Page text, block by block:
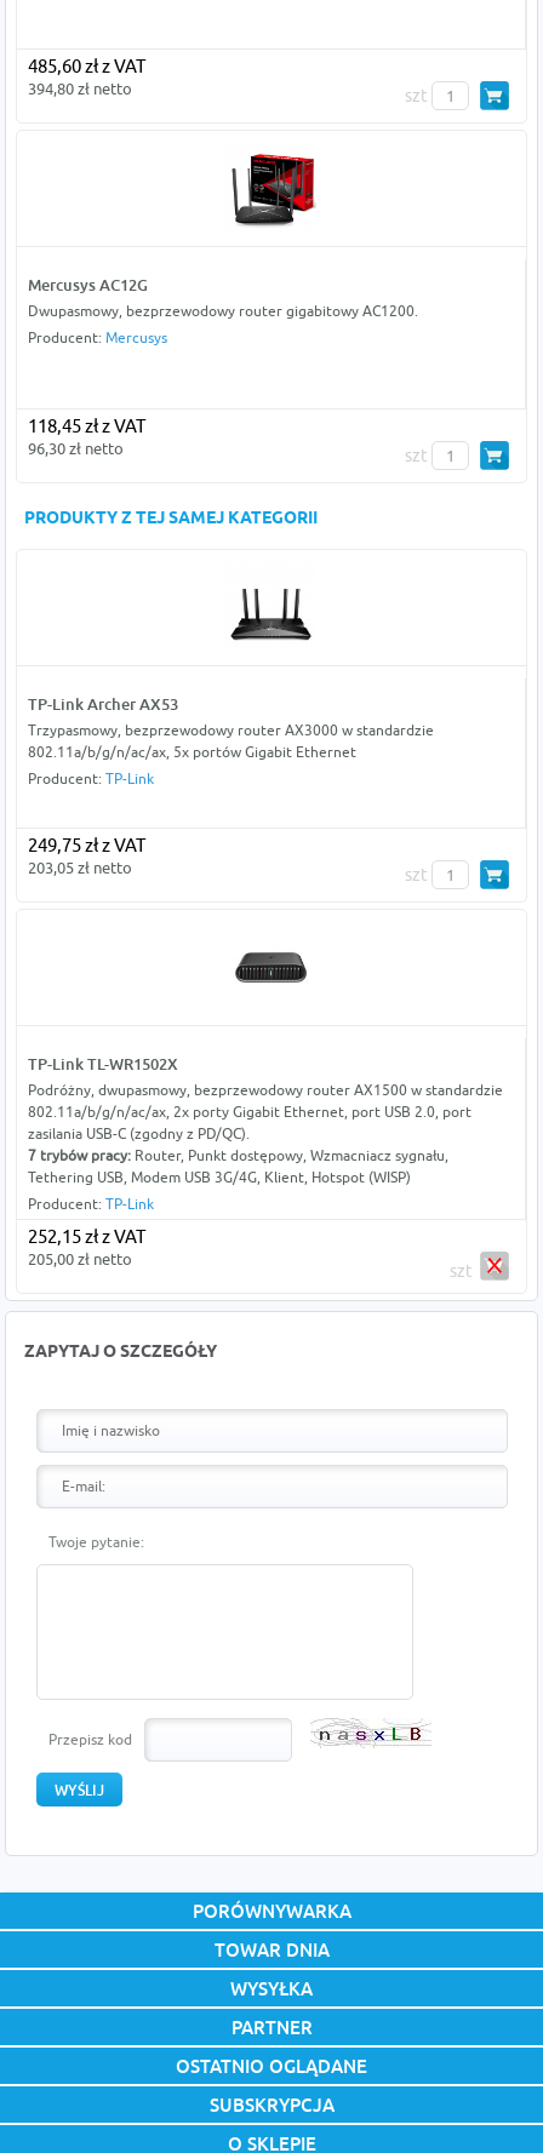
485,60 zł z VAT
394,80 zł netto szt
Mercusys AC12G
Dwupasmowy, bezprzewodowy router gigabitowy AC1200.
Producent: Mercusys
118,45 zł z VAT
96,30 zł netto szt
PRODUKTY Z TEJ SAMEJ KATEGORII
TP-Link Archer AX53
Trzypasmowy, bezprzewodowy router AX3000 w standardzie
802.11a/b/g/n/ac/ax, 5x portów Gigabit Ethernet
Producent: TP-Link
249,75 zł z VAT
203,05 zł netto szt
TP-Link TL-WR1502X
Podróżny, dwupasmowy, bezprzewodowy router AX1500 w standardzie
802.11a/b/g/n/ac/ax, 2x porty Gigabit Ethernet, port USB 2.0, port
zasilania USB-C (zgodny z PD/QC).
7 trybów pracy: Router, Punkt dostępowy, Wzmacniacz sygnału,
Tethering USB, Modem USB 3G/4G, Klient, Hotspot (WISP)
Producent: TP-Link
252,15 zł z VAT
205,00 zł netto
szt
ZAPYTAJ O SZCZEGÓŁY
Twoje pytanie:
Przepisz kod
PORÓWNYWARKA
TOWAR DNIA
WYSYŁKA
PARTNER
OSTATNIO OGLĄDANE
SUBSKRYPCJA
O SKLEPIE